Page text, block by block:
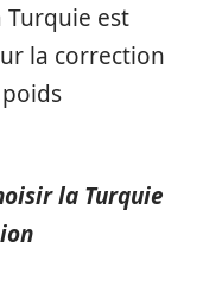
Turquie est
la correction
la Turquie